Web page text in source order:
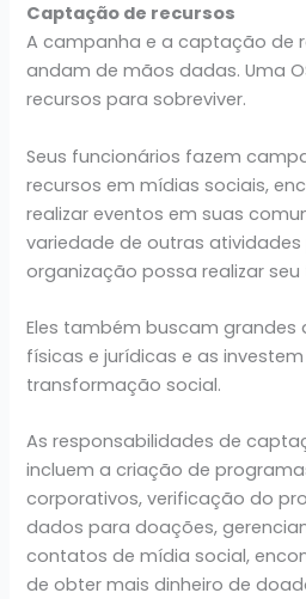
Captação de recursos
A campanha e a captação de
andam de mãos dadas. Uma
recursos para sobreviver.
Seus funcionários fazem
recursos em mídias sociais,
realizar eventos em suas
variedade de outras
organização possa realizar
Eles também buscam grandes
físicas e jurídicas e as
transformação social.
As responsabilidades de
incluem a criação de
corporativos, verificação do
dados para doações,
contatos de mídia social,
de obter mais dinheiro de